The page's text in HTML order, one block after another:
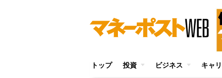
トップ 投資 ビジネス キャ